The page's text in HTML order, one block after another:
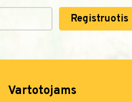
Registruotis
Vartotojams